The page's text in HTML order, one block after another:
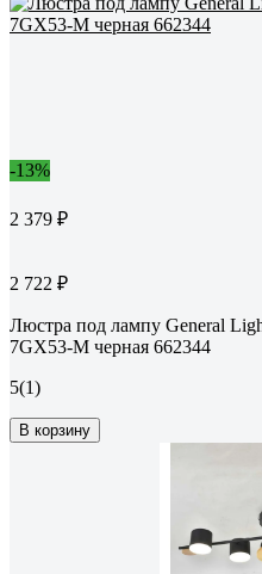
-13%
2 379 ₽
2 722 ₽
Люстра под лампу General
7GX53-M черная 662344
5(1)
В корзину